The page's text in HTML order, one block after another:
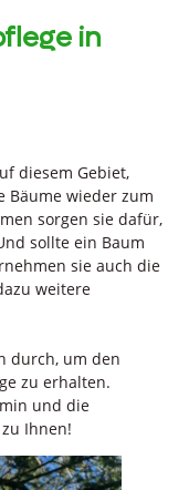
in
diesem Gebiet,
Bäume wieder zum
sorgen sie dafür,
sollte ein Baum
sie auch die
weitere
durch, um den
zu erhalten.
und die
Ihnen!